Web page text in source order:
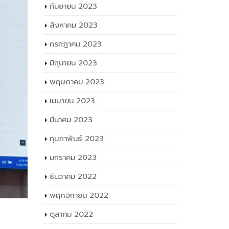
กันยายน 2023
สิงหาคม 2023
กรกฎาคม 2023
มิถุนายน 2023
พฤษภาคม 2023
เมษายน 2023
มีนาคม 2023
กุมภาพันธ์ 2023
มกราคม 2023
ธันวาคม 2022
พฤศจิกายน 2022
ตุลาคม 2022